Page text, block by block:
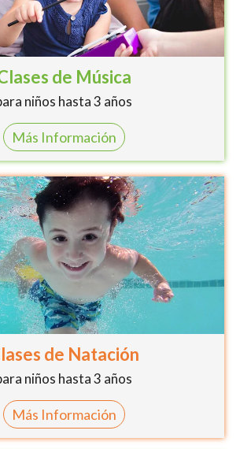
de Música
niños hasta 3 años
Más Información
de Natación
niños hasta 3 años
Más Información